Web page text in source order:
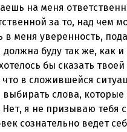
на меня
за то, над чем
меня уверенность,
буду так же, как
бы сказать
в сложившейся
слова,
я не призываю тебя
сознательно ведет